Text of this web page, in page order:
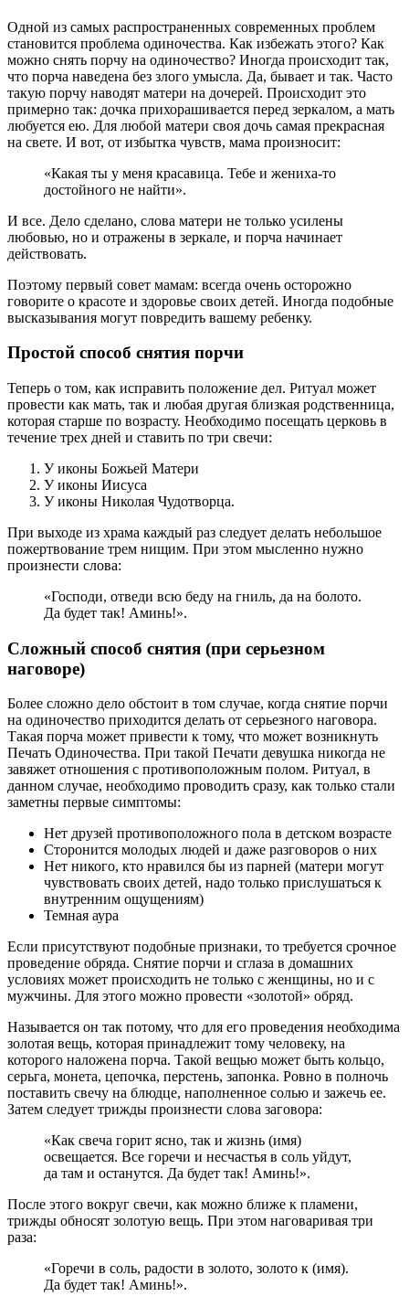
Одной из самых распространенных современных проблем
становится проблема одиночества. Как избежать этого? Как
можно снять порчу на одиночество? Иногда происходит так,
что порча наведена без злого умысла. Да, бывает и так. Часто
такую порчу наводят матери на дочерей. Происходит это
примерно так: дочка прихорашивается перед зеркалом, а мать
любуется ею. Для любой матери своя дочь самая прекрасная
на свете. И вот, от избытка чувств, мама произносит:
«Какая ты у меня красавица. Тебе и жениха-то
достойного не найти».
И все. Дело сделано, слова матери не только усилены
любовью, но и отражены в зеркале, и порча начинает
действовать.
Поэтому первый совет мамам: всегда очень осторожно
говорите о красоте и здоровье своих детей. Иногда подобные
высказывания могут повредить вашему ребенку.
Простой способ снятия порчи
Теперь о том, как исправить положение дел. Ритуал может
провести как мать, так и любая другая близкая родственница,
которая старше по возрасту. Необходимо посещать церковь в
течение трех дней и ставить по три свечи:
У иконы Божьей Матери
У иконы Иисуса
У иконы Николая Чудотворца.
При выходе из храма каждый раз следует делать небольшое
пожертвование трем нищим. При этом мысленно нужно
произнести слова:
«Господи, отведи всю беду на гниль, да на болото.
Да будет так! Аминь!».
Сложный способ снятия (при серьезном
наговоре)
Более сложно дело обстоит в том случае, когда снятие порчи
на одиночество приходится делать от серьезного наговора.
Такая порча может привести к тому, что может возникнуть
Печать Одиночества. При такой Печати девушка никогда не
завяжет отношения с противоположным полом. Ритуал, в
данном случае, необходимо проводить сразу, как только стали
заметны первые симптомы:
Нет друзей противоположного пола в детском возрасте
Сторонится молодых людей и даже разговоров о них
Нет никого, кто нравился бы из парней (матери могут
чувствовать своих детей, надо только прислушаться к
внутренним ощущениям)
Темная аура
Если присутствуют подобные признаки, то требуется срочное
проведение обряда. Снятие порчи и сглаза в домашних
условиях может происходить не только с женщины, но и с
мужчины. Для этого можно провести «золотой» обряд.
Называется он так потому, что для его проведения необходима
золотая вещь, которая принадлежит тому человеку, на
которого наложена порча. Такой вещью может быть кольцо,
серьга, монета, цепочка, перстень, запонка. Ровно в полночь
поставить свечу на блюдце, наполненное солью и зажечь ее.
Затем следует трижды произнести слова заговора:
«Как свеча горит ясно, так и жизнь (имя)
освещается. Все горечи и несчастья в соль уйдут,
да там и останутся. Да будет так! Аминь!».
После этого вокруг свечи, как можно ближе к пламени,
трижды обносят золотую вещь. При этом наговаривая три
раза:
«Горечи в соль, радости в золото, золото к (имя).
Да будет так! Аминь!».